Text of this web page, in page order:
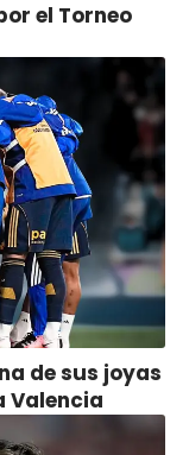
el Torneo
de sus joyas
Valencia